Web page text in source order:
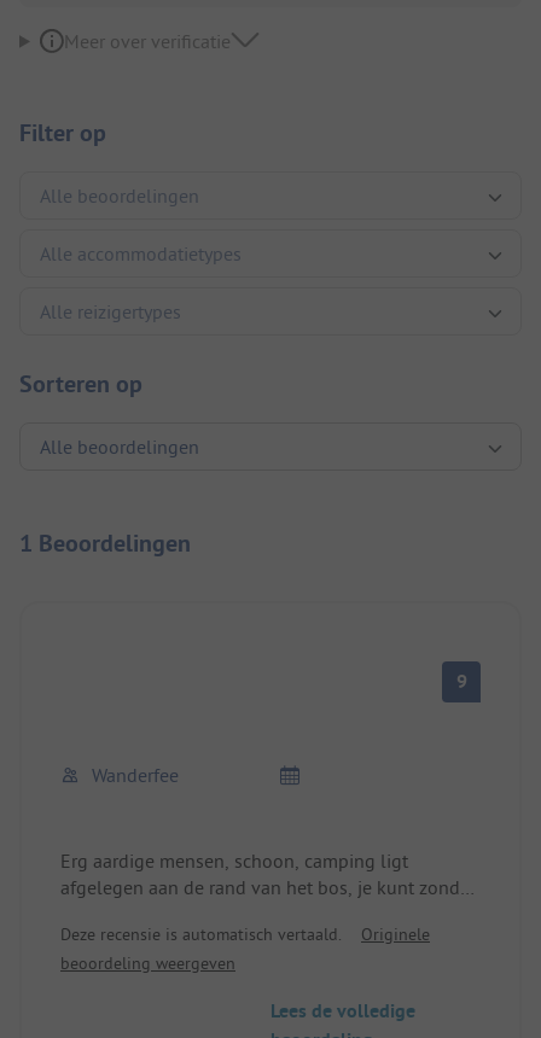
Meer over verificatie
Filter op
Sorteren op
1 Beoordelingen
9
Wanderfee
Erg aardige mensen, schoon, camping ligt
afgelegen aan de rand van het bos, je kunt zonder
Fatra in. Ernaast is een klein pension met heerlijke
forel. Heerlijk!
Deze recensie is automatisch vertaald.
Originele
beoordeling weergeven
Lees de volledige